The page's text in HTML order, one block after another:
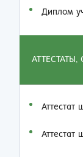
Диплом
АТТЕСТАТЫ,
Аттестат
Аттестат